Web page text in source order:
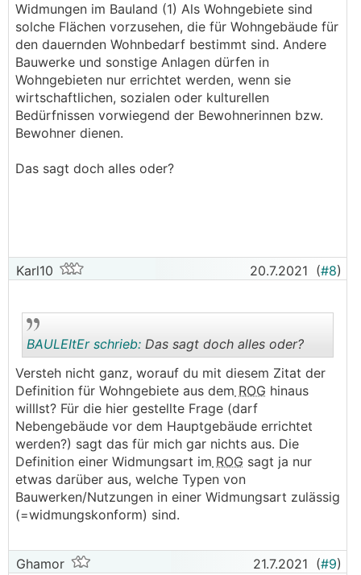
Widmungen im Bauland (1) Als Wohngebiete sind
solche Flächen vorzusehen, die für Wohngebäude für
den dauernden Wohnbedarf bestimmt sind. Andere
Bauwerke und sonstige Anlagen dürfen in
Wohngebieten nur errichtet werden, wenn sie
wirtschaftlichen, sozialen oder kulturellen
Bedürfnissen vorwiegend der Bewohnerinnen bzw.
Bewohner dienen.
Das sagt doch alles oder?
Karl10 20.7.2021 (#8)
..
BAULEItEr schrieb: Das sagt doch alles oder?
Versteh nicht ganz, worauf du mit diesem Zitat der
Definition für Wohngebiete aus dem ROG hinaus
willlst? Für die hier gestellte Frage (darf
Nebengebäude vor dem Hauptgebäude errichtet
werden?) sagt das für mich gar nichts aus. Die
Definition einer Widmungsart im ROG sagt ja nur
etwas darüber aus, welche Typen von
Bauwerken/Nutzungen in einer Widmungsart zulässig
(=widmungskonform) sind.
Ghamor 21.7.2021 (#9)